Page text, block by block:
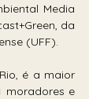
Media
da
(UFF).
é a maior
moradores e